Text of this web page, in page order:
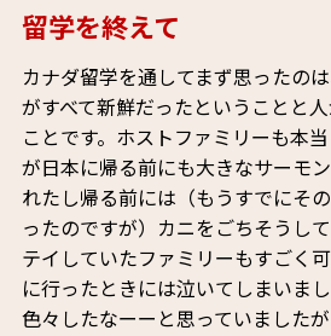
留学を終えて
カナダ留学を通してまず思ったの
がすべて新鮮だったということと
ことです。ホストファミリーも本
が日本に帰る前にも大きなサーモ
れたし帰る前には（もうすでにそ
ったのですが）カニをごちそうし
テイしていたファミリーもすごく
に行ったときには泣いてしまいまし
色々したなーーと思っていました